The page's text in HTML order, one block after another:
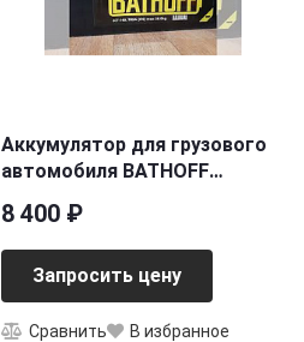
Аккумулятор для грузового
автомобиля BATHOFF
8 400 ₽
Запросить цену
Сравнить В избранное